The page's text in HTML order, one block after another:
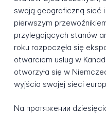
swoją geograficzną sieć i
pierwszym
przylegających stanów
roku rozpoczęła się
otwarciem usług w
otworzyła się w
wyjścia swojej sieci
Na протяжении